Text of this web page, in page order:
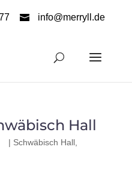
info@merryll.de
Hall
| Schwäbisch Hall,